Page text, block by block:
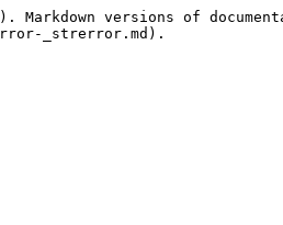
versions of
_strerror.md).